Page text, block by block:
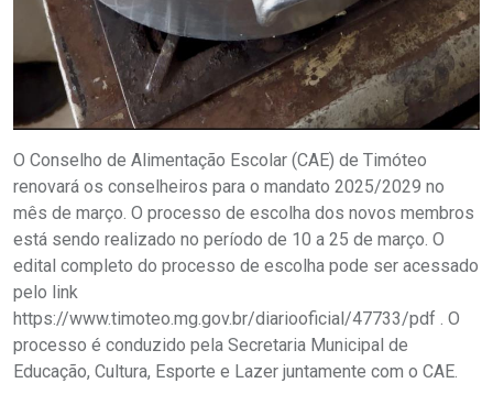
O Conselho de Alimentação Escolar (CAE) de Timóteo
renovará os conselheiros para o mandato 2025/2029 no
mês de março. O processo de escolha dos novos membros
está sendo realizado no período de 10 a 25 de março. O
edital completo do processo de escolha pode ser acessado
pelo link
https://www.timoteo.mg.gov.br/diariooficial/47733/pdf . O
processo é conduzido pela Secretaria Municipal de
Educação, Cultura, Esporte e Lazer juntamente com o CAE.